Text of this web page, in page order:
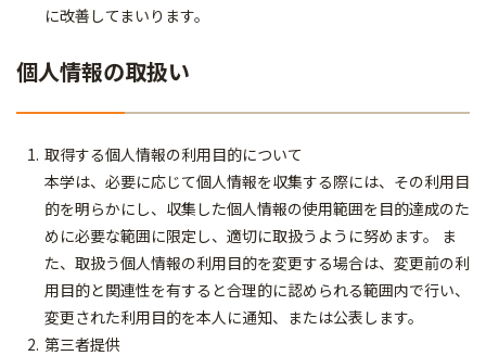
に改善してまいります。
個人情報の取扱い
取得する個人情報の利用目的について
本学は、必要に応じて個人情報を収集する際には、その利用目
的を明らかにし、収集した個人情報の使用範囲を目的達成のた
めに必要な範囲に限定し、適切に取扱うように努めます。 ま
た、取扱う個人情報の利用目的を変更する場合は、変更前の利
用目的と関連性を有すると合理的に認められる範囲内で行い、
変更された利用目的を本人に通知、または公表します。
第三者提供